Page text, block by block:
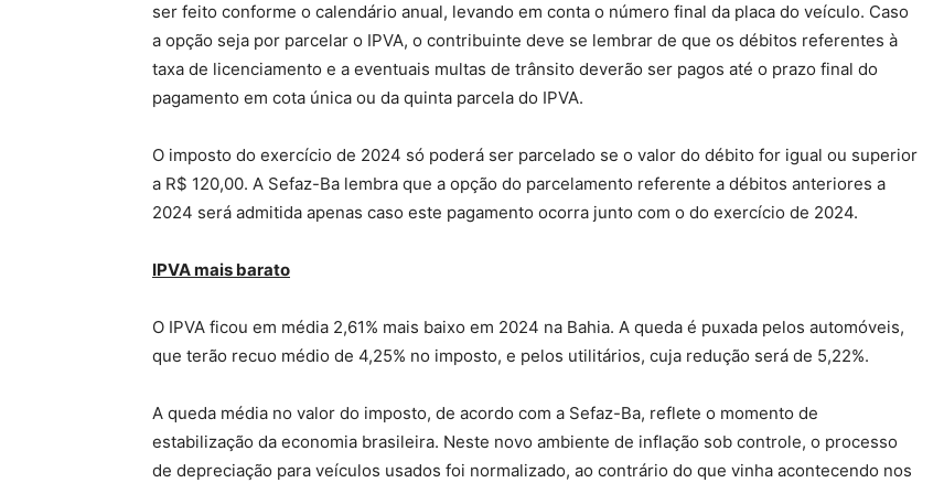
ser feito conforme o calendário anual, levando em conta o número final da placa do veículo. Caso
a opção seja por parcelar o IPVA, o contribuinte deve se lembrar de que os débitos referentes à
taxa de licenciamento e a eventuais multas de trânsito deverão ser pagos até o prazo final do
pagamento em cota única ou da quinta parcela do IPVA.
O imposto do exercício de 2024 só poderá ser parcelado se o valor do débito for igual ou superior
a R$ 120,00. A Sefaz-Ba lembra que a opção do parcelamento referente a débitos anteriores a
2024 será admitida apenas caso este pagamento ocorra junto com o do exercício de 2024.
IPVA mais barato
O IPVA ficou em média 2,61% mais baixo em 2024 na Bahia. A queda é puxada pelos automóveis,
que terão recuo médio de 4,25% no imposto, e pelos utilitários, cuja redução será de 5,22%.
A queda média no valor do imposto, de acordo com a Sefaz-Ba, reflete o momento de
estabilização da economia brasileira. Neste novo ambiente de inflação sob controle, o processo
de depreciação para veículos usados foi normalizado, ao contrário do que vinha acontecendo nos